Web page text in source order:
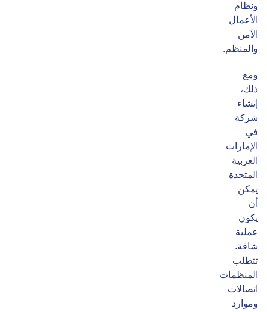
ونظام
الأعمال
الآمن
والمنظم.
ومع
ذلك،
إنشاء
شركة
في
الإمارات
العربية
المتحدة
يمكن
أن
يكون
عملية
شاقة.
تتطلب
المنظمات
اتصالات
وموارد